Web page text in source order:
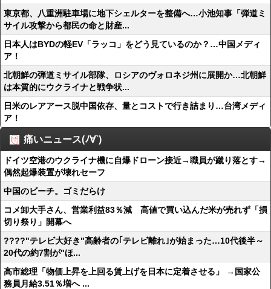
東京都、八重洲駐車場に地下シェルターを整備へ…小池知事「弾道ミ
サイル攻撃から都民の命と財産...
日本人はBYDの軽EV「ラッコ」をどう見ているのか？…中国メディ
ア！
北朝鮮の弾道ミサイル部隊、ロシアのヴォロネジ州に展開か…北朝鮮
は本質的にウクライナと戦争状...
日米のレアアース脱中国依存、量とコストで行き詰まり…台湾メディ
ア！
痛いニュース(ﾉ∀`)
ドイツ空港のウクライナ機に自爆ドローン接近→職員が蹴り落とす→
偶然起爆装置が壊れセーフ
中国のビーチ。ゴミだらけ
コメ卸大手さん、営業利益83％減 高値で買い込んだ米が売れず「損
切り祭り」開幕へ
????"テレビ大好き"高齢者の｢テレビ離れ｣が始まった…10代後半～
20代の約7割が"ほ...
高市総理「物価上昇を上回る賃上げを日本に定着させる」 →国家公
務員月給3.51％増へ ...